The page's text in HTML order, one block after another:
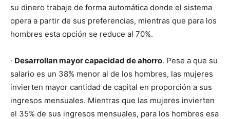
su dinero trabaje de forma automática donde el sistema
opera a partir de sus preferencias, mientras que para los
hombres esta opción se reduce al 70%.
· Desarrollan mayor capacidad de ahorro. Pese a que su
salario es un 38% menor al de los hombres, las mujeres
invierten mayor cantidad de capital en proporción a sus
ingresos mensuales. Mientras que las mujeres invierten
el 35% de sus ingresos mensuales, para los hombres esa